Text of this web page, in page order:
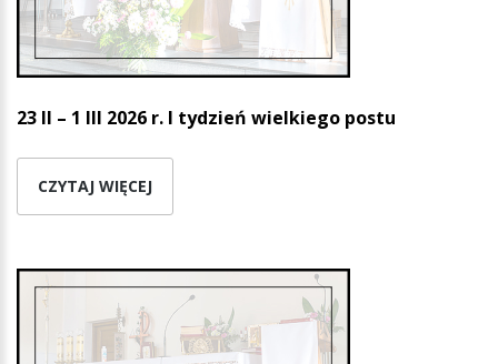
23 II – 1 III 2026 r. I tydzień wielkiego postu
CZYTAJ WIĘCEJ